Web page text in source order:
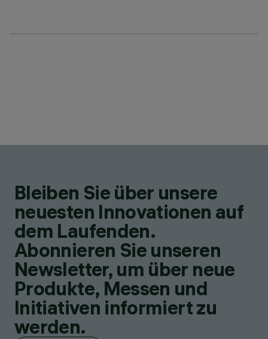
Bleiben Sie über unsere
neuesten Innovationen auf
dem Laufenden.
Abonnieren Sie unseren
Newsletter, um über neue
Produkte, Messen und
Initiativen informiert zu
werden.